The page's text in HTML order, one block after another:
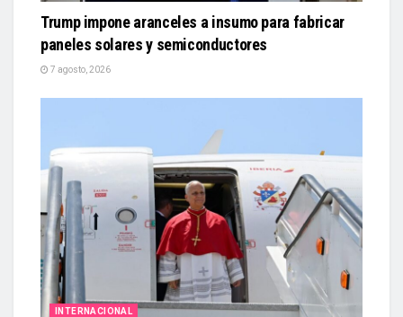
Trump impone aranceles a insumo para fabricar
paneles solares y semiconductores
7 agosto, 2026
INTERNACIONAL